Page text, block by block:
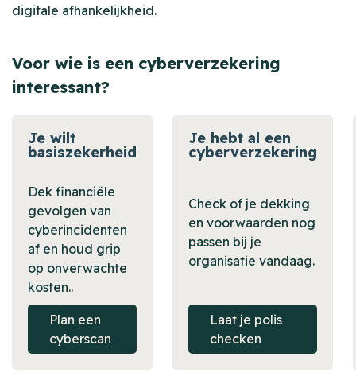
digitale afhankelijkheid.
Voor wie is een cyberverzekering
interessant?
Je wilt
basiszekerheid
Dek financiële
gevolgen van
cyberincidenten
af en houd grip
op onverwachte
kosten..
Plan een
cyberscan
Je hebt al een
cyberverzekering
Check of je dekking
en voorwaarden nog
passen bij je
organisatie vandaag.
Laat je polis
checken